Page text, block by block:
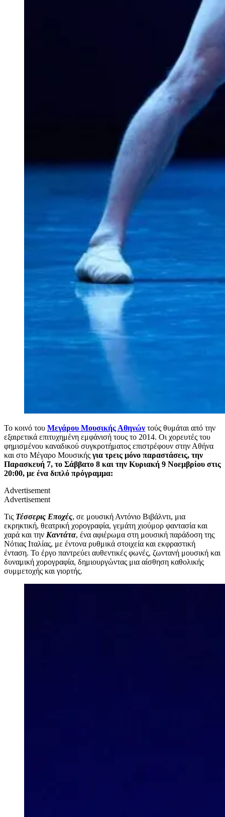
Το κοινό του Μεγάρου Μουσικής Αθηνών τούς θυμάται από την
εξαιρετικά επιτυχημένη εμφάνισή τους το 2014. Οι χορευτές του
φημισμένου καναδικού συγκροτήματος επιστρέφουν στην Αθήνα
και στο Μέγαρο Μουσικής για τρεις μόνο παραστάσεις, την
Παρασκευή 7, το Σάββατο 8 και την Κυριακή 9 Νοεμβρίου στις
20:00, με ένα διπλό πρόγραμμα:
Advertisement
Advertisement
Τις Τέσσερις Εποχές, σε μουσική Αντόνιο Βιβάλντι, μια
εκρηκτική, θεατρική χορογραφία, γεμάτη χιούμορ φαντασία και
χαρά και την Καντάτα, ένα αφιέρωμα στη μουσική παράδοση της
Νότιας Ιταλίας, με έντονα ρυθμικά στοιχεία και εκφραστική
ένταση. Το έργο παντρεύει αυθεντικές φωνές, ζωντανή μουσική και
δυναμική χορογραφία, δημιουργώντας μια αίσθηση καθολικής
συμμετοχής και γιορτής.